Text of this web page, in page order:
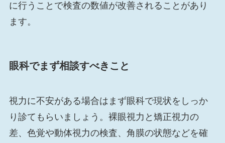
に行うことで検査の数値が改善されることがあり
ます。
眼科でまず相談すべきこと
視力に不安がある場合はまず眼科で現状をしっか
り診てもらいましょう。裸眼視力と矯正視力の
差、色覚や動体視力の検査、角膜の状態などを確